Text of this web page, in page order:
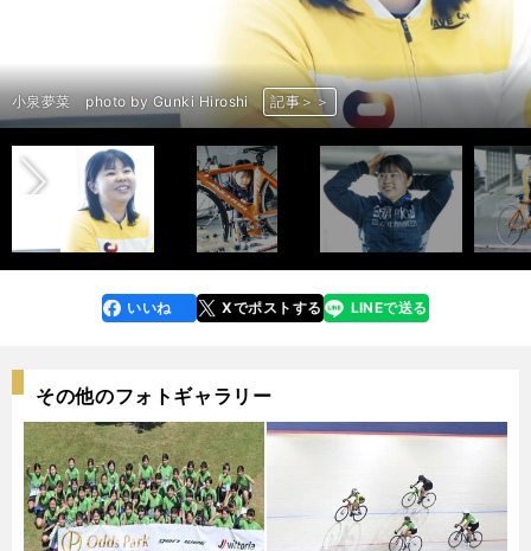
小泉夢菜 photo by Gunki Hiroshi 記事＞＞
小泉夢菜 photo by Gunki Hiroshi 記事＞＞
小泉夢菜 記事＞＞
小泉夢菜 記事＞＞
小泉夢菜 photo by Gunki Hiroshi 記事＞＞
小泉夢菜 記事＞＞
小泉夢菜 photo by Gunki Hiroshi 記事＞＞
小泉夢菜 photo by Gunki Hiroshi 記事＞＞
小泉夢菜 photo by Gunki Hiroshi 記事＞＞
小泉夢菜 photo by Gunki Hiroshi 記事＞＞
小泉夢菜 photo by Gunki Hiroshi 記事＞＞
小泉夢菜 photo by Gunki Hiroshi 記事＞＞
小泉夢菜 photo by Gunki Hiroshi 記事＞＞
小泉夢菜 photo by Gunki Hiroshi 記事＞＞
小泉夢菜 photo by Gunki Hiroshi 記事＞＞
小泉夢菜 photo by Gunki Hiroshi 記事＞＞
小泉夢菜 photo by Gunki Hiroshi 記事＞＞
小泉夢菜 記事＞＞
前へ
faceboo
k
いいね Xでポストする
line LINEで送る
その他のフォトギャラリー